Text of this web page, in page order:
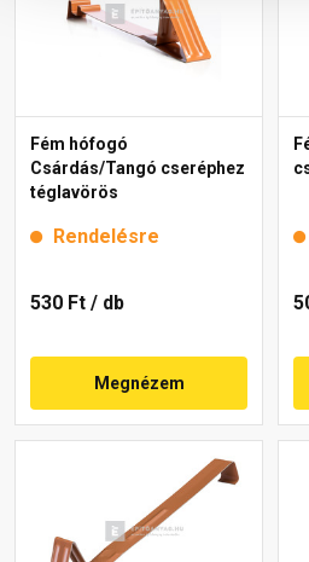
Fém hófogó
Csárdás/Tangó cseréphez
téglavörös
Rendelésre
530 Ft / db
Megnézem